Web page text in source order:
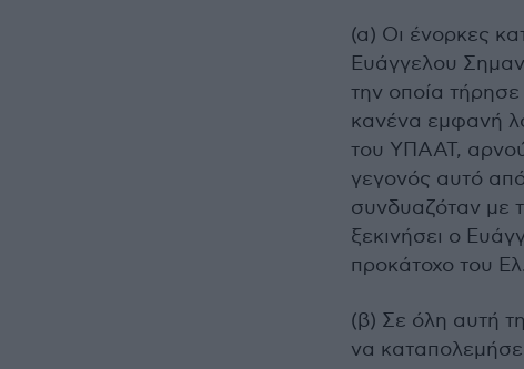
(α) Οι ένορκες
Ευάγγελου
την οποία
κανένα εμφανή
του ΥΠΑΑΤ,
γεγονός αυτό
συνδυαζόταν με
ξεκινήσει ο
προκάτοχο του Ελ.
(β) Σε όλη αυτή
να